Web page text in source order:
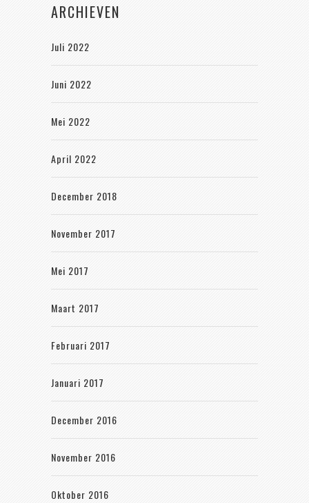
ARCHIEVEN
Juli 2022
Juni 2022
Mei 2022
April 2022
December 2018
November 2017
Mei 2017
Maart 2017
Februari 2017
Januari 2017
December 2016
November 2016
Oktober 2016